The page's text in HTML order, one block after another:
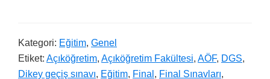
Kategori: Eğitim, Genel
Etiket: Açıköğretim, Açıköğretim Fakültesi, AÖF, DGS,
Dikey geçiş sınavı, Eğitim, Final , Final Sınavları,